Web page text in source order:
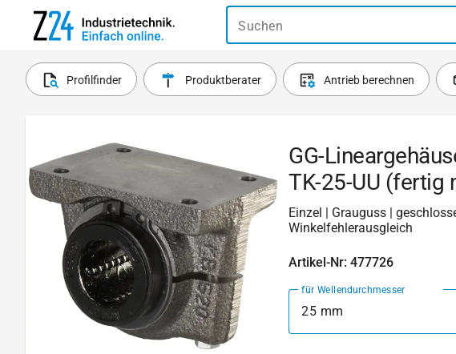
Suchen
Profilfinder Produktberater Antrieb berechnen
GG-
TK-25-UU (fertig
Einzel | Grauguss |
Winkelfehlerausgleich
Artikel-Nr: 477726
für Wellendurchmesser
25 mm